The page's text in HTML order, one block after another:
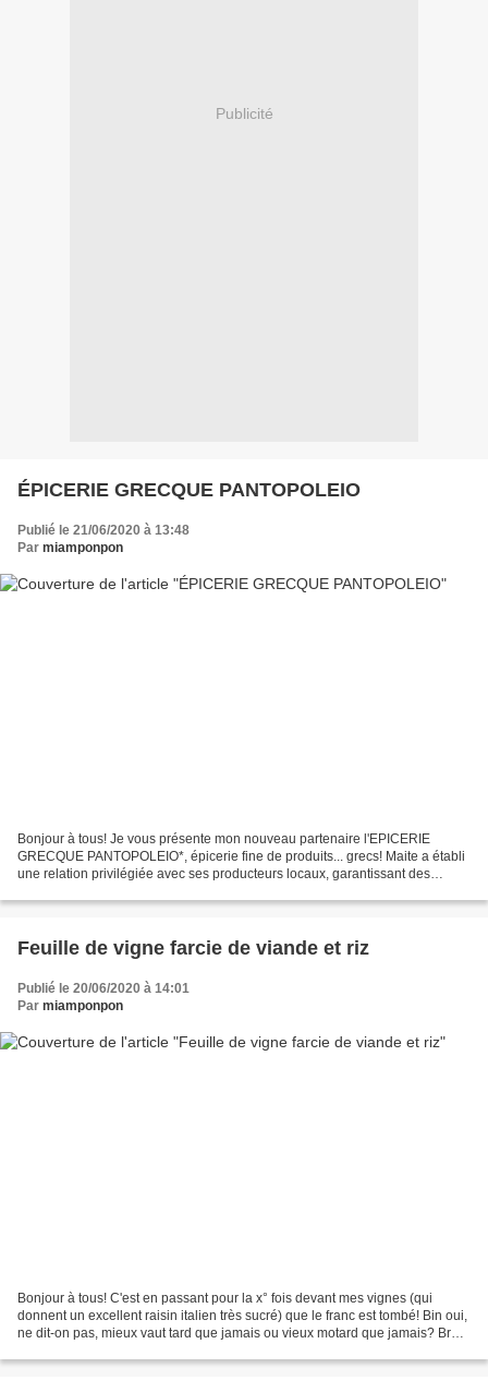
Publicité
ÉPICERIE GRECQUE PANTOPOLEIO
Publié le 21/06/2020 à 13:48
Par miamponpon
Bonjour à tous! Je vous présente mon nouveau partenaire l'EPICERIE
GRECQUE PANTOPOLEIO*, épicerie fine de produits... grecs! Maite a établi
une relation privilégiée avec ses producteurs locaux, garantissant des
Feuille de vigne farcie de viande et riz
Publié le 20/06/2020 à 14:01
Par miamponpon
Bonjour à tous! C'est en passant pour la x° fois devant mes vignes (qui
donnent un excellent raisin italien très sucré) que le franc est tombé! Bin oui,
ne dit-on pas, mieux vaut tard que jamais ou vieux motard que jamais? Bref,